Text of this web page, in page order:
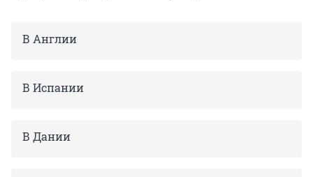
В Англии
В Испании
В Дании